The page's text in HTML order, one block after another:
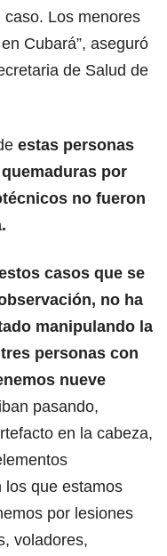
Los menores
Cubará”, aseguró
de Salud de
estas personas
por
no fueron
casos que se
no ha
manipulando la
personas con
nueve
pasando,
en la cabeza,
los que estamos
por lesiones
voladores,